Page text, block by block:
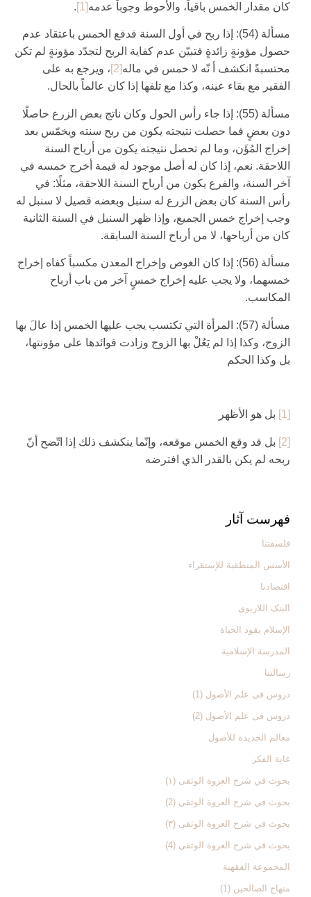
كان مقدار الخمس باقياً، والأحوط وجوباً عدمه‏[1]
.
مسألة (54): إذا ربح في أول السنة فدفع الخمس باعتقاد عدم
حصول مؤونةٍ زائدةٍ فتبيّن عدم كفاية الربح لتجدّد مؤونةٍ لم تكن
محتسبةً انكشف أ نّه لا خمس في ماله‏[2]
، ويرجع به على
الفقير مع بقاء عينه، وكذا مع تلفها إذا كان عالماً بالحال.
مسألة (55): إذا جاء رأس الحول وكان ناتج بعض الزرع حاصلًا
دون بعضٍ فما حصلت نتيجته يكون من ربح سنته ويخمّس بعد
إخراج المُؤَن، وما لم تحصل نتيجته يكون من أرباح السنة
اللاحقة. نعم، إذا كان له أصل موجود له قيمة أخرج خمسه في
آخر السنة، والفرع يكون من أرباح السنة اللاحقة، مثلًا: في
رأس السنة كان بعض الزرع له سنبل وبعضه قصيل لا سنبل له
وجب إخراج خمس الجميع، وإذا ظهر السنبل في السنة الثانية
كان من أرباحها، لا من أرباح السنة السابقة.
مسألة (56): إذا كان الغوص وإخراج المعدن مكسباً كفاه إخراج
خمسهما، ولا يجب عليه إخراج خمسٍ آخر من باب أرباح
المكاسب.
مسألة (57): المرأة التي تكتسب يجب عليها الخمس إذا عالَ بها
الزوج، وكذا إذا لم يَعُلْ بها الزوج وزادت فوائدها على مؤونتها،
بل وكذا الحكم‏
[1] بل هو الأظهر
[2]
بل قد وقع الخمس موقعه، وإنّما ينكشف ذلك إذا اتّضح أنّ
ربحه لم يكن بالقدر الذي افترضه
فهرست آثار
فلسفتنا
الأسس المنطقیة للإستقراء
اقتصادنا
البنک اللاربوی
الإسلام یقود الحیاة
المدرسة الإسلامیة
رسالتنا
دروس فی علم الأصول (1)
دروس فی علم الأصول (2)
معالم الجدیدة للأصول
غایة الفکر
بحوث في شرح العروة الوثقی (۱)
بحوث في شرح العروة الوثقی (2)
بحوث في شرح العروة الوثقی (۳)
بحوث في شرح العروة الوثقی (4)
المجموعة الفقهیة
منهاج الصالحین (1)